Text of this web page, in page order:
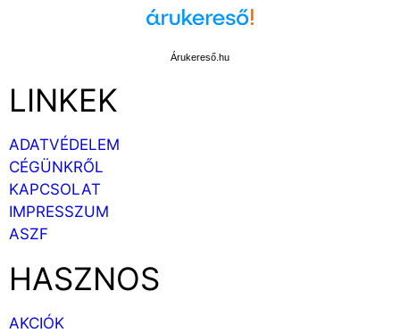
Árukereső.hu
LINKEK
ADATVÉDELEM
CÉGÜNKRŐL
KAPCSOLAT
IMPRESSZUM
ASZF
HASZNOS
AKCIÓK